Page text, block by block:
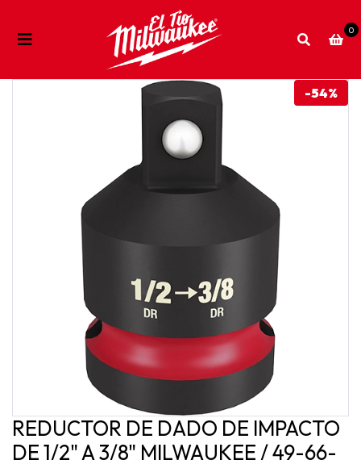
0
-54%
REDUCTOR DE DADO DE IMPACTO
DE 1/2" A 3/8" MILWAUKEE / 49-66-